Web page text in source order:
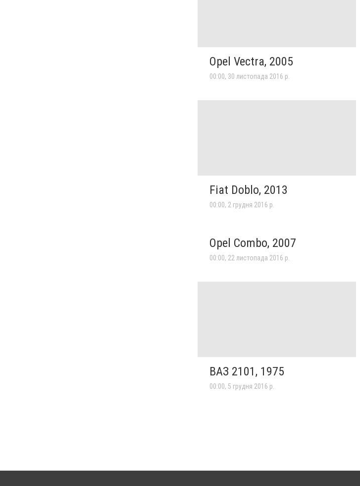
Opel Vectra, 2005
00:00, 30 листопада 2016 р.
Fiat Doblo, 2013
00:00, 2 грудня 2016 р.
Opel Combo, 2007
00:00, 22 листопада 2016 р.
ВАЗ 2101, 1975
00:00, 5 грудня 2016 р.